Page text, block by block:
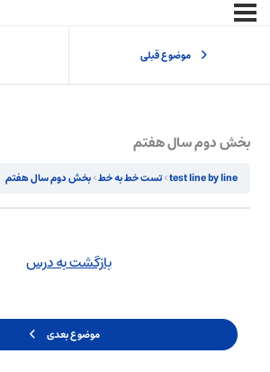
موضوع قبلی
بخش دوم سال هفتم
test line by line تست خط به خط بخش دوم سال هفتم
بازگشت به درس
موضوع بعدی